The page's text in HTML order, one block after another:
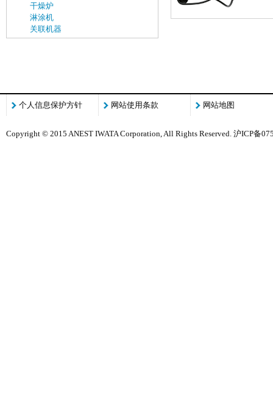
干燥炉
淋涂机
关联机器
个人信息保护方针 网站使用条款 网站地图
Copyright © 2015 ANEST IWATA Corporation, All Rights Reserved. 沪ICP备